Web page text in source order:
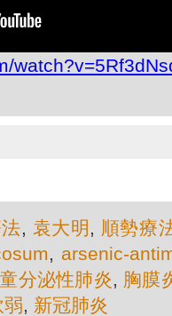
, 袁大明 , 順勢療
, arsenic-
分泌性肺炎, 胸膜
弱, 新冠肺炎